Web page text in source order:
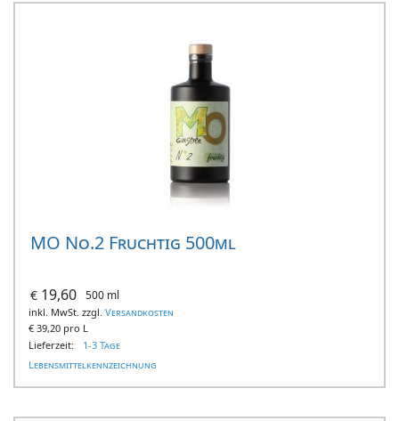
MO No.2 Fruchtig 500ml
€ 19,60 500 ml
inkl. MwSt. zzgl. Versandkosten
€ 39,20 pro L
Lieferzeit:
1-3 Tage
Lebensmittelkennzeichnung